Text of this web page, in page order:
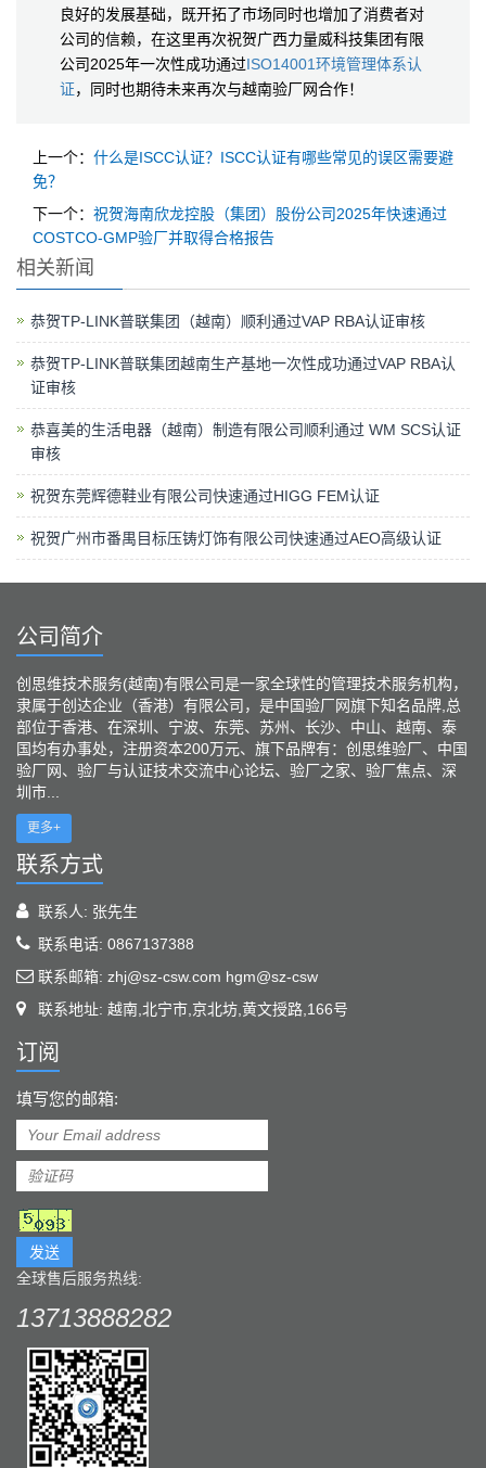
良好的发展基础，既开拓了市场同时也增加了消费者对
公司的信赖，在这里再次祝贺广西力量威科技集团有限
公司2025年一次性成功通过ISO14001环境管理体系认
证，同时也期待未来再次与越南验厂网合作！
上一个： 什么是ISCC认证？ISCC认证有哪些常见的误区需要避
免？
下一个： 祝贺海南欣龙控股（集团）股份公司2025年快速通过
COSTCO-GMP验厂并取得合格报告
相关新闻
恭贺TP-LINK普联集团（越南）顺利通过VAP RBA认证审核
恭贺TP-LINK普联集团越南生产基地一次性成功通过VAP RBA认
证审核
恭喜美的生活电器（越南）制造有限公司顺利通过 WM SCS认证
审核
祝贺东莞辉德鞋业有限公司快速通过HIGG FEM认证
祝贺广州市番禺目标压铸灯饰有限公司快速通过AEO高级认证
公司简介
创思维技术服务(越南)有限公司是一家全球性的管理技术服务机构，
隶属于创达企业（香港）有限公司，是中国验厂网旗下知名品牌,总
部位于香港、在深圳、宁波、东莞、苏州、长沙、中山、越南、泰
国均有办事处，注册资本200万元、旗下品牌有：创思维验厂、中国
验厂网、验厂与认证技术交流中心论坛、验厂之家、验厂焦点、深
圳市...
更多+
联系方式
联系人: 张先生
联系电话: 0867137388
联系邮箱: zhj@sz-csw.com hgm@sz-csw
联系地址: 越南,北宁市,京北坊,黄文授路,166号
订阅
填写您的邮箱:
发送
全球售后服务热线:
13713888282